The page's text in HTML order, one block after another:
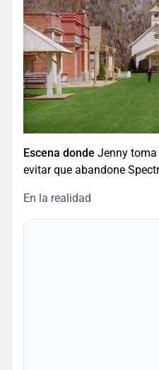
Escena donde Jenny toma
evitar que abandone
En la realidad